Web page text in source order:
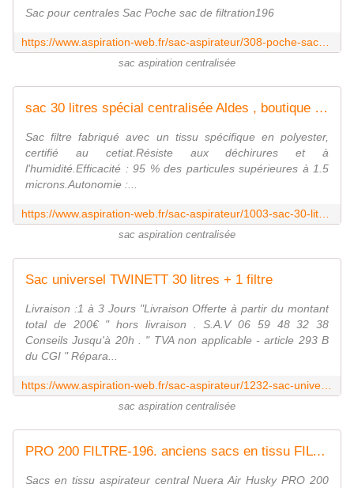
Sac pour centrales Sac Poche sac de filtration196
sac aspiration centralisée
sac 30 litres spécial centralisée Aldes , boutique aspiration-web.fr
Sac filtre fabriqué avec un tissu spécifique en polyester,
certifié au cetiat.Résiste aux déchirures et à
l'humidité.Efficacité : 95 % des particules supérieures à 1.5
microns.Autonomie :...
sac aspiration centralisée
Sac universel TWINETT 30 litres + 1 filtre
Livraison :1 à 3 Jours "Livraison Offerte à partir du montant
total de 200€ " hors livraison . S.A.V 06 59 48 32 38
Conseils Jusqu'à 20h . " TVA non applicable - article 293 B
du CGI " Répara...
sac aspiration centralisée
PRO 200 FILTRE-196. anciens sacs en tissu FILTRE-186 de Nuera
Sacs en tissu aspirateur central Nuera Air Husky PRO 200